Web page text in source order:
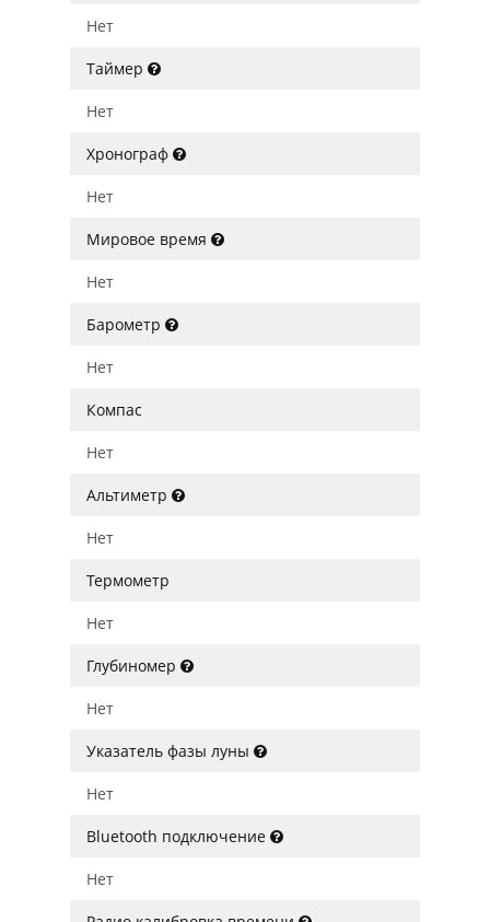
Нет
Таймер
Нет
Хронограф
Нет
Мировое время
Нет
Барометр
Нет
Компас
Нет
Альтиметр
Нет
Термометр
Нет
Глубиномер
Нет
Указатель фазы луны
Нет
Bluetooth подключение
Нет